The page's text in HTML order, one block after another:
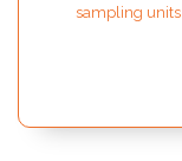
sampling units